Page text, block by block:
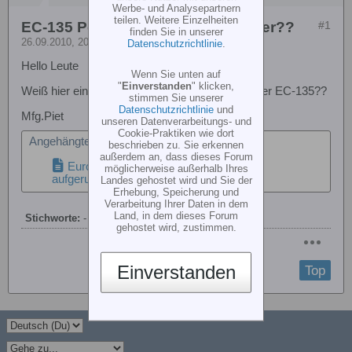
#1
EC-135 Polizei 7 RAL Farb-Nummer??
26.09.2010, 20:16
Hello Leute
Weiß hier einer zufällig die Ral Nummern von der EC-135??
Mfg.Piet
Angehängte Dateien
Eurocopter_EC_135.jpg (59,1 KB, 61x
aufgerufen)
Stichworte: -
Top
Werbe- und Analysepartnern
teilen. Weitere Einzelheiten
finden Sie in unserer
Datenschutzrichtlinie.
Wenn Sie unten auf
"Einverstanden" klicken,
stimmen Sie unserer
Datenschutzrichtlinie und
unseren Datenverarbeitungs- und
Cookie-Praktiken wie dort
beschrieben zu. Sie erkennen
außerdem an, dass dieses Forum
möglicherweise außerhalb Ihres
Landes gehostet wird und Sie der
Erhebung, Speicherung und
Verarbeitung Ihrer Daten in dem
Land, in dem dieses Forum
gehostet wird, zustimmen.
Einverstanden